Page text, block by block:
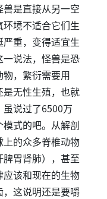
是直接从另一空
境不适合它们生
重，变得适宜生
说法，怪兽是恐
，繁衍需要用
无性生殖，也就
说过了6500万
式的吧。从解剖
上的众多脊椎动物
胃肾肺），甚至
该和现在的生物
这说明还是要嚼